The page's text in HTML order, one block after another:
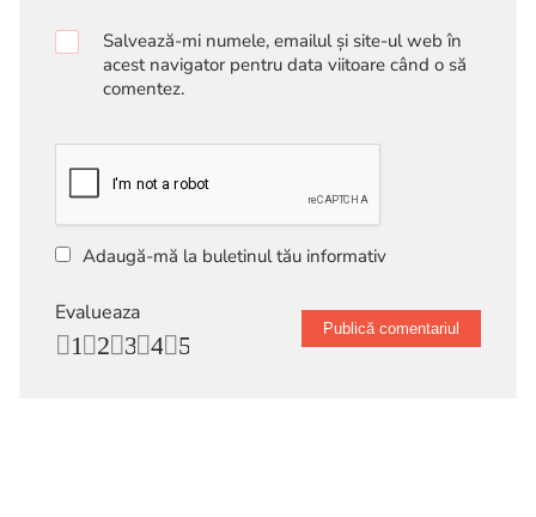
Salvează-mi numele, emailul și site-ul web în
acest navigator pentru data viitoare când o să
comentez.
Adaugă-mă la buletinul tău informativ
Evalueaza
5
4
3
2
1